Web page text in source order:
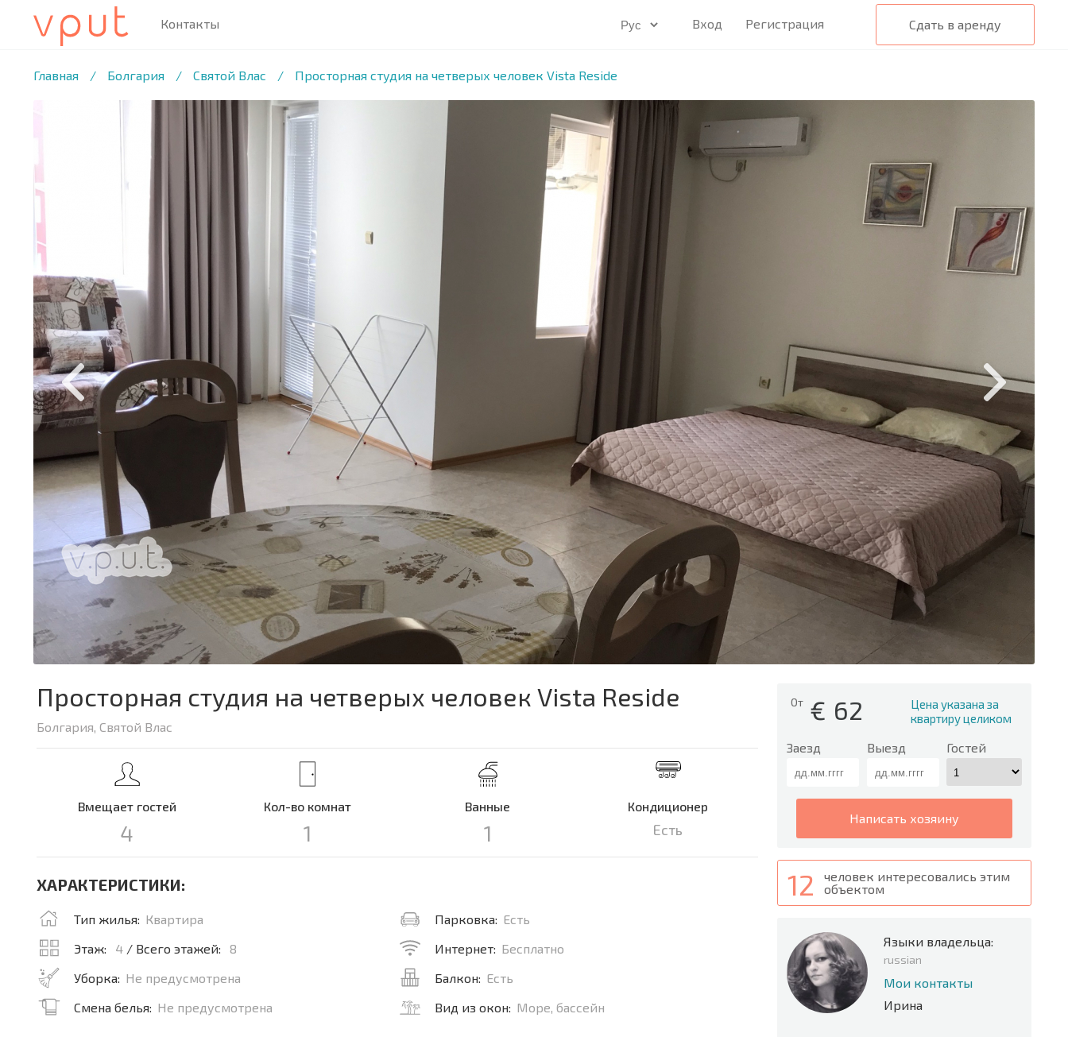
Сдать в аренду
Вход Регистрация
Контакты
Главная / Болгария / Святой Влас / Просторная студия на четверых человек Vista Reside
1 /11 ФОТО
От € 62
Цена указана за
квартиру целиком
Заезд Выезд Гостей
написать хозяину
12
человек интересовались этим
объектом
Языки владельца:
russian
Мои контакты
Ирина
Просторная студия на четверых человек Vista Reside
Болгария, Святой Влас
Вмещает гостей
4
Кол-во комнат
1
Ванные
1
Кондиционер
Есть
ХАРАКТЕРИСТИКИ:
Тип жилья: Квартира
Этаж:
4 / Всего этажей:
8
Уборка: Не предусмотрена
Смена белья: Не предусмотрена
Парковка: Есть
Интернет: Бесплатно
Балкон: Есть
Вид из окон: Море, бассейн